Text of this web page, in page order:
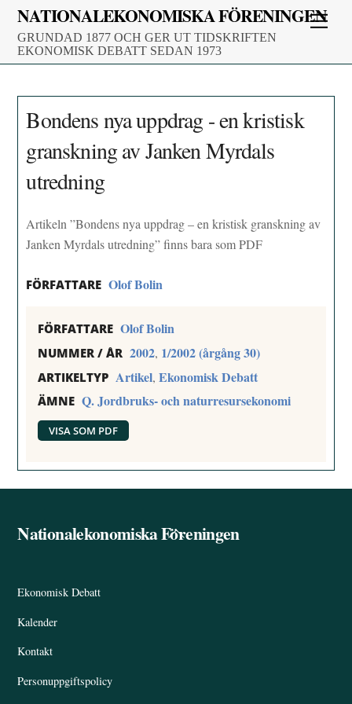
Skip
content
NATIONALEKONOMISKA FÖRENINGEN
GRUNDAD 1877 OCH GER UT TIDSKRIFTEN
EKONOMISK DEBATT SEDAN 1973
Bondens nya uppdrag - en kristisk
granskning av Janken Myrdals
utredning
Artikeln ”Bondens nya uppdrag – en kristisk granskning av
Janken Myrdals utredning” finns bara som PDF
FÖRFATTARE Olof Bolin
FÖRFATTARE Olof Bolin
NUMMER / ÅR 2002, 1/2002 (årgång 30)
ARTIKELTYP Artikel,Ekonomisk Debatt
ÄMNE Q. Jordbruks- och naturresursekonomi
VISA SOM PDF
Back
Nationalekonomiska Föreningen
Ekonomisk Debatt
Kalender
Kontakt
Personuppgiftspolicy